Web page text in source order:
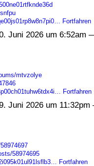
Fortfahren
Juni 2026 um 6:52am
mtvzolye
Fortfahren
Juni 2026 um
58974695
Fortfahren